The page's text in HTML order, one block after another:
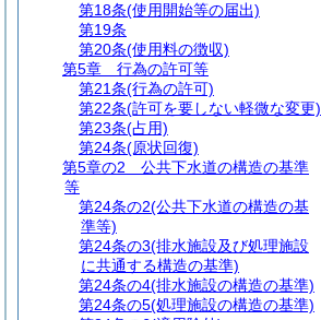
第18条(使用開始等の届出)
第19条
第20条(使用料の徴収)
第5章
行為の許可等
第21条(行為の許可)
第22条(許可を要しない軽微な変更)
第23条(占用)
第24条(原状回復)
第5章の2
公共下水道の構造の基準
等
第24条の2(公共下水道の構造の基
準等)
第24条の3(排水施設及び処理施設
に共通する構造の基準)
第24条の4(排水施設の構造の基準)
第24条の5(処理施設の構造の基準)